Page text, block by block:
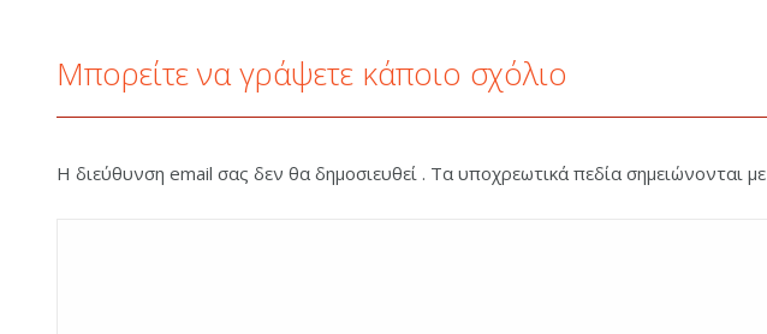
Μπορείτε να γράψετε κάποιο σχόλιο
Η διεύθυνση email σας δεν θα δημοσιευθεί . Τα υποχρεωτικά πεδία σημειώνονται με